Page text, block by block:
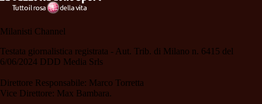
Milanisti Channel
Testata giornalistica registrata - Aut. Trib. di Milano n. 6415 del
6/06/2024 DDD Media Srls
Direttore Responsabile: Marco Torretta
Vice Direttore: Max Bambara.